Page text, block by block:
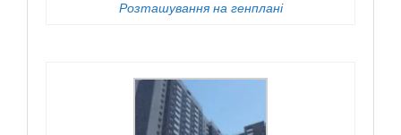
Розташування на генплані